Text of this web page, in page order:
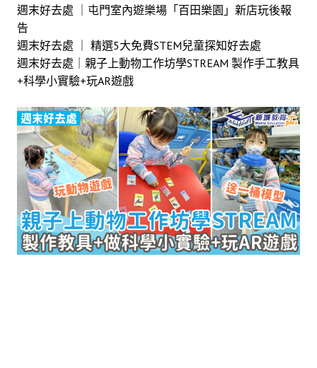
週末好去處 ｜屯門室內遊樂場「百田樂園」新店玩後報
告
週末好去處 ｜ 精選5大免費STEM兒童探知好去處
週末好去處｜親子上動物工作坊學STREAM 製作手工教具
+科學小實驗+玩AR遊戲